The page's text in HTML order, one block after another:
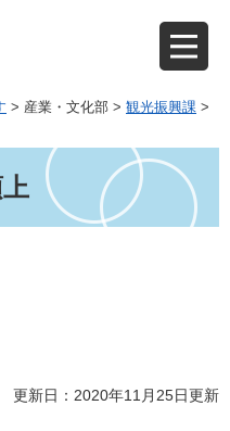
> 産業・文化部 > 観光振興課 >
更新日：2020年11月25日更新